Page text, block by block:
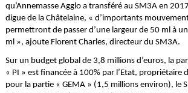
qu’Annemasse Agglo a transféré au SM3A en
digue de la Châtelaine, « d’importants
permettront de passer d’une largeur de 50 ml à
ml », ajoute Florent Charles, directeur du SM3A.
Sur un budget global de 3,8 millions d’euros, la
« PI » est financée à 100% par l’Etat, propriétaire
pour la partie « GEMA » (1,5 millions environ), le